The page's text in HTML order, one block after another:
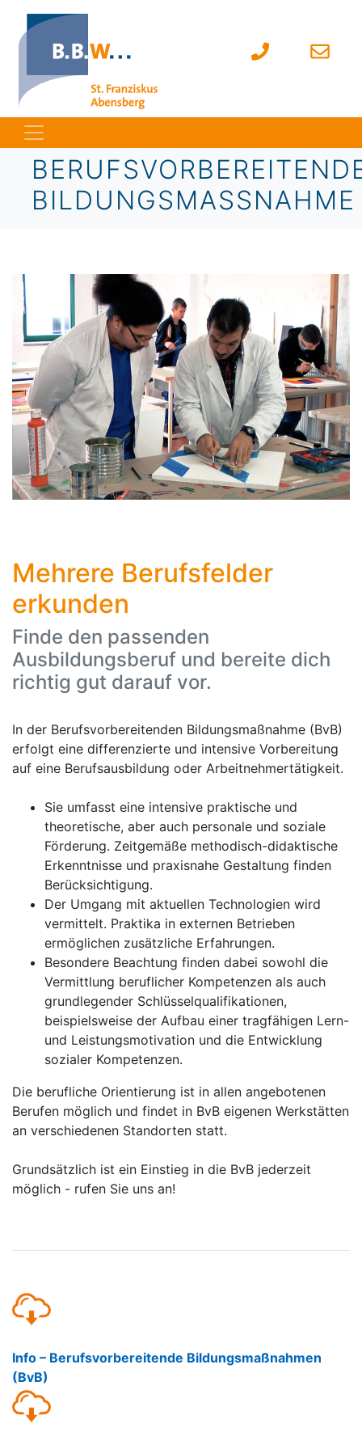
BILDUNGSMASSNAHME
Mehrere Berufsfelder
erkunden
Finde den passenden
Ausbildungsberuf und bereite dich
richtig gut darauf vor.
In der Berufsvorbereitenden Bildungsmaßnahme (BvB)
erfolgt eine differenzierte und intensive Vorbereitung
auf eine Berufsausbildung oder Arbeitnehmertätigkeit.
Sie umfasst eine intensive praktische und
theoretische, aber auch personale und soziale
Förderung. Zeitgemäße methodisch-didaktische
Erkenntnisse und praxisnahe Gestaltung finden
Berücksichtigung.
Der Umgang mit aktuellen Technologien wird
vermittelt. Praktika in externen Betrieben
ermöglichen zusätzliche Erfahrungen.
Besondere Beachtung finden dabei sowohl die
Vermittlung beruflicher Kompetenzen als auch
grundlegender Schlüsselqualifikationen,
beispielsweise der Aufbau einer tragfähigen Lern-
und Leistungsmotivation und die Entwicklung
sozialer Kompetenzen.
Die berufliche Orientierung ist in allen angebotenen
Berufen möglich und findet in BvB eigenen Werkstätten
an verschiedenen Standorten statt.
Grundsätzlich ist ein Einstieg in die BvB jederzeit
möglich - rufen Sie uns an!
Info – Berufsvorbereitende Bildungsmaßnahmen
(BvB)